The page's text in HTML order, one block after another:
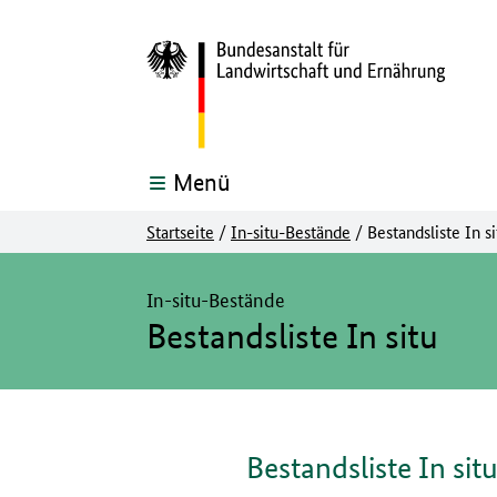
Menü
Startseite /In-situ-Bestände / Bestandsliste In
Bestandsliste In situ
In-situ-Bestände
Bestandsliste In situ